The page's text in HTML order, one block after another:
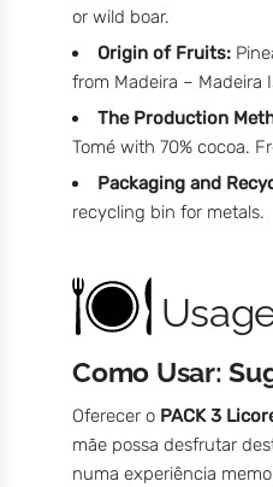
or wild boar.
Origin of Fruits:
from Madeira – Madeira
The Production
Tomé with 70% cocoa.
Packaging and
recycling bin for metals.
Como Usar:
Oferecer o PACK 3
mãe possa desfrutar
numa experiência